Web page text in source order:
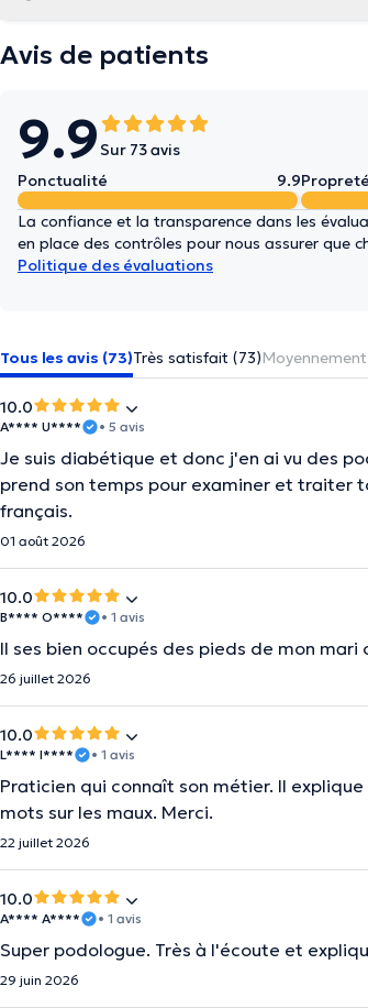
Avis de patients
9.9 Sur 73 avis
Ponctualité
9.9
La confiance et la transparence dans les
en place des contrôles pour nous assurer que
Politique des évaluations
Tous les avis (73)Très satisfait (73)
10.0
A**** U**** • 5 avis
Je suis diabétique et donc j'en ai vu des
prend son temps pour examiner et traiter
français.
01 août 2026
10.0
B**** O**** • 1 avis
Il ses bien occupés des pieds de mon
26 juillet 2026
10.0
L**** I**** • 1 avis
Praticien qui connaît son métier. Il
mots sur les maux. Merci.
22 juillet 2026
10.0
A**** A**** • 1 avis
Super podologue. Très à l'écoute et
29 juin 2026